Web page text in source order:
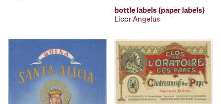
bottle labels (paper labels)
Licor Angelus